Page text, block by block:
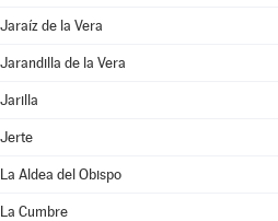
Jaraíz de la Vera
Jarandilla de la Vera
Jarilla
Jerte
La Aldea del Obispo
La Cumbre